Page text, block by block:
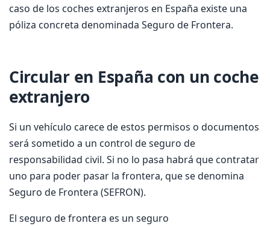
caso de los coches extranjeros en España existe una
póliza concreta denominada Seguro de Frontera.
Circular en España con un coche
extranjero
Si un vehículo carece de estos permisos o documentos
será sometido a un control de seguro de
responsabilidad civil. Si no lo pasa habrá que contratar
uno para poder pasar la frontera, que se denomina
Seguro de Frontera (SEFRON).
El seguro de frontera es un seguro